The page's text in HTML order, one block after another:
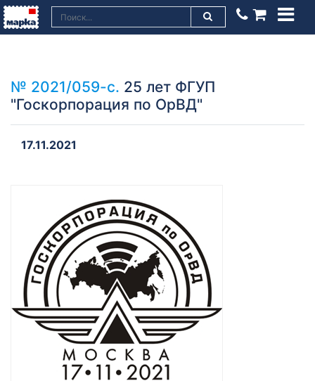
№ 2021/059-с. 25 лет ФГУП
"Госкорпорация по ОрВД"
17.11.2021